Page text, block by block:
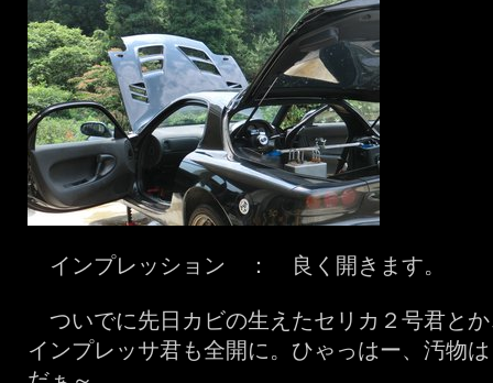
インプレッション ： 良く開きます。
ついでに先日カビの生えたセリカ２号君と
インプレッサ君も全開に。ひゃっはー、汚物